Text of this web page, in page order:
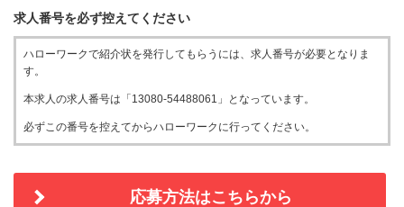
求人番号を必ず控えてください
ハローワークで紹介状を発行してもらうには、求人番号が必要となりま
す。
本求人の求人番号は「13080-54488061」となっています。
必ずこの番号を控えてからハローワークに行ってください。
応募方法はこちらから